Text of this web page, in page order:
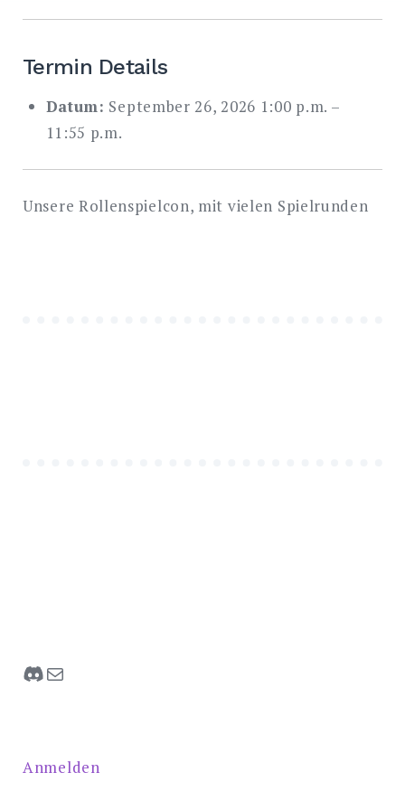
for:
Termin Details
Datum: September 26, 2026 1:00 p.m. –
11:55 p.m.
Unsere Rollenspielcon, mit vielen Spielrunden
Discord
E-Mail
Anmelden